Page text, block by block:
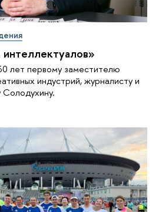
лет первому заместителю
индустрий, журналисту и
Солодухину.